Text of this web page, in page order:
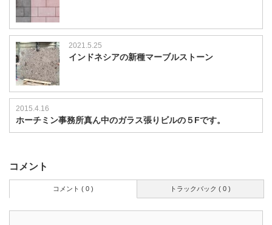
2021.5.25
インドネシアの新種マーブルストーン
2015.4.16
ホーチミン事務所真ん中のガラス張りビルの５Fです。
コメント
トラックバック ( 0 )
コメント ( 0 )